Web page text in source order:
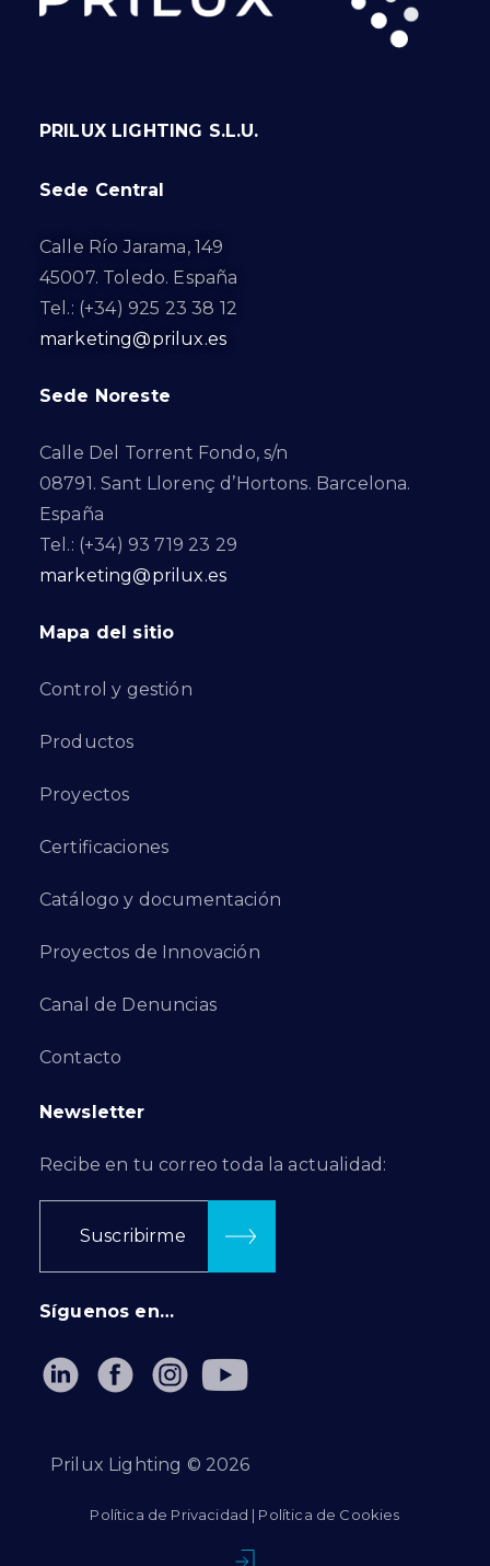
PRILUX LIGHTING S.L.U.
Sede Central
Calle Río Jarama, 149
45007. Toledo. España
Tel.: (+34) 925 23 38 12
marketing@prilux.es
Sede Noreste
Calle Del Torrent Fondo, s/n
08791. Sant Llorenç d’Hortons. Barcelona.
España
Tel.: (+34) 93 719 23 29
marketing@prilux.es
Mapa del sitio
Control y gestión
Productos
Proyectos
Certificaciones
Catálogo y documentación
Proyectos de Innovación
Canal de Denuncias
Contacto
Newsletter
Recibe en tu correo toda la actualidad:
Suscribirme
Síguenos en…
Prilux Lighting © 2026
Política de Privacidad | Política de Cookies